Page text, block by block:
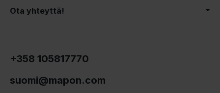
Ota yhteyttä!
+358 105817770
suomi@mapon.com